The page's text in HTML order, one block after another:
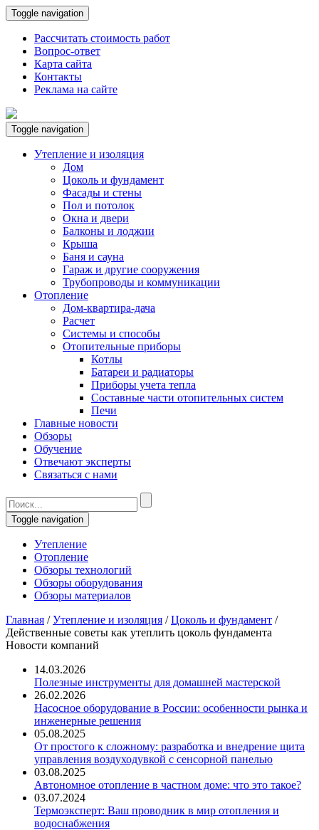
Toggle navigation
Рассчитать стоимость работ
Вопрос-ответ
Карта сайта
Контакты
Реклама на сайте
Toggle navigation
Утепление и изоляция
Дом
Цоколь и фундамент
Фасады и стены
Пол и потолок
Окна и двери
Балконы и лоджии
Крыша
Баня и сауна
Гараж и другие сооружения
Трубопроводы и коммуникации
Отопление
Дом-квартира-дача
Расчет
Системы и способы
Отопительные приборы
Котлы
Батареи и радиаторы
Приборы учета тепла
Составные части отопительных систем
Печи
Главные новости
Обзоры
Обучение
Отвечают эксперты
Связаться с нами
Toggle navigation
Утепление
Отопление
Обзоры технологий
Обзоры оборудования
Обзоры материалов
Главная /Утепление и изоляция /Цоколь и фундамент /
Действенные советы как утеплить цоколь фундамента
Новости компаний
14.03.2026
Полезные инструменты для домашней мастерской
26.02.2026
Насосное оборудование в России: особенности рынка и
инженерные решения
05.08.2025
От простого к сложному: разработка и внедрение щита
управления воздуходувкой с сенсорной панелью
03.08.2025
Автономное отопление в частном доме: что это такое?
03.07.2024
Термоэксперт: Ваш проводник в мир отопления и
водоснабжения